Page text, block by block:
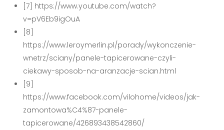
[7] https://www.youtube.com/watch?
v=pV6Eb9igOuA
[8]
https://www.leroymerlin.pl/porady/wykonczenie-
wnetrz/sciany/panele-tapicerowane-czyli-
ciekawy-sposob-na-aranzacje-scian.html
[9]
https://www.facebook.com/vilohome/videos/jak-
zamontowa%C4%87-panele-
tapicerowane/426893438542860/